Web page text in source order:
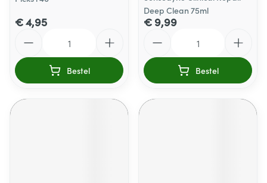
€ 4,95
Bestel
Deep Clean 75ml
€ 9,99
Bestel